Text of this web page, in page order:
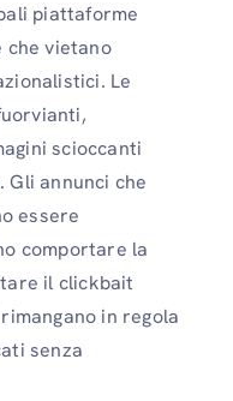
piattaforme
che vietano
Le
scioccanti
Gli annunci che
essere
comportare la
il clickbait
in regola
senza